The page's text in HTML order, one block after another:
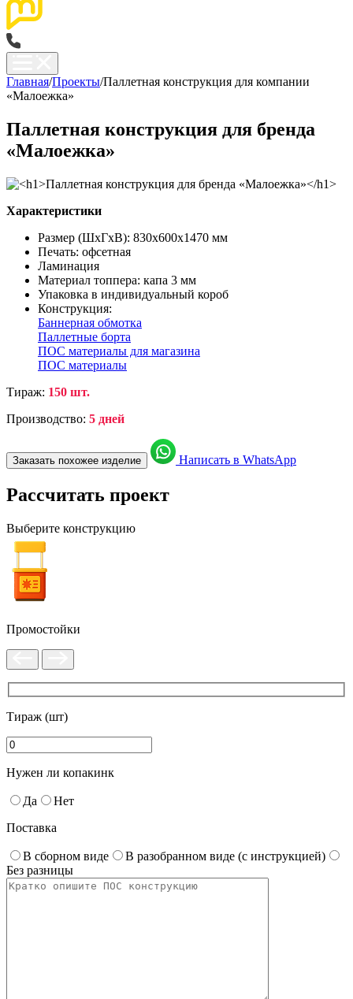
Главная/Проекты/Паллетная конструкция для компании
«Малоежка»
Паллетная конструкция для бренда
«Малоежка»
Характеристики
Размер (ШхГхВ): 830х600х1470 мм
Печать: офсетная
Ламинация
Материал топпера: капа 3 мм
Упаковка в индивидуальный короб
Конструкция:
Баннерная обмотка
Паллетные борта
ПОС материалы для магазина
ПОС материалы
Тираж: 150 шт.
Производство: 5 дней
Заказать похожее изделие Написать в WhatsApp
Рассчитать проект
Выберите конструкцию
Промостойки
Тираж (шт)
Нужен ли копакинк
Да
Нет
Поставка
В сборном виде
В разобранном виде (с инструкцией)
Без разницы